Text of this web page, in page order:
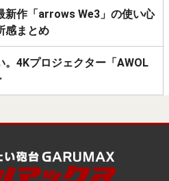
新作「arrows We3」の使い心
感まとめ
4Kプロジェクター「AWOL